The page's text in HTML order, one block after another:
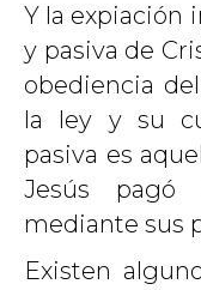
Y la expiación
y pasiva de
obediencia
la ley y su
pasiva es
Jesús
mediante sus
Existen